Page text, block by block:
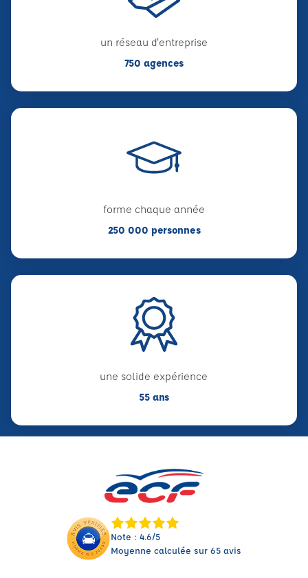
un réseau d'entreprise
750 agences
forme chaque année
250 000 personnes
une solide expérience
55 ans
Note : 4.6/5
Moyenne calculée sur 65 avis